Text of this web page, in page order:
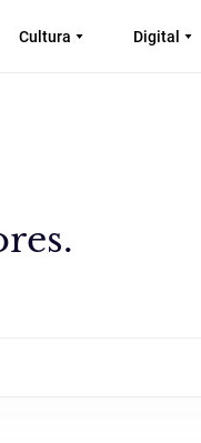
Cultura Digital